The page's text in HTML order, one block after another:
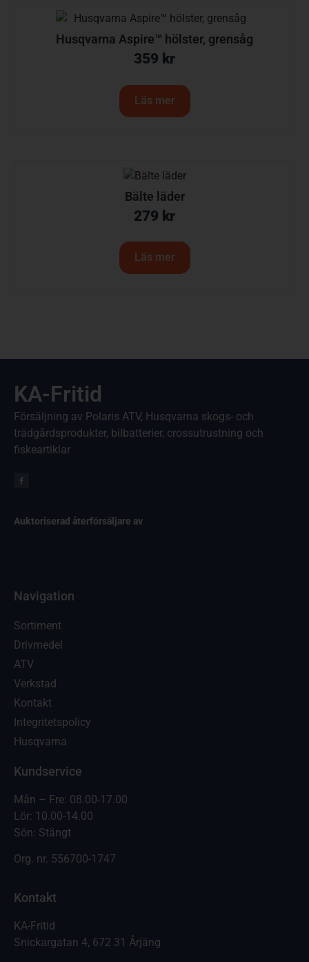
Husqvarna Aspire™ hölster, grensåg
359 kr
Läs mer
Bälte läder
279 kr
Läs mer
KA-Fritid
Försäljning av Polaris ATV, Husqvarna skogs- och
trädgårdsprodukter, bilbatterier, crossutrustning och
fiskeartiklar
Auktoriserad återförsäljare av
Navigation
Sortiment
Drivmedel
ATV
Verkstad
Kontakt
Integritetspolicy
Husqvarna
Kundservice
Mån – Fre: 08.00-17.00
Lör: 10.00-14.00
Sön: Stängt
Org. nr. 556700-1747
Kontakt
KA-Fritid
Snickargatan 4, 672 31 Årjäng